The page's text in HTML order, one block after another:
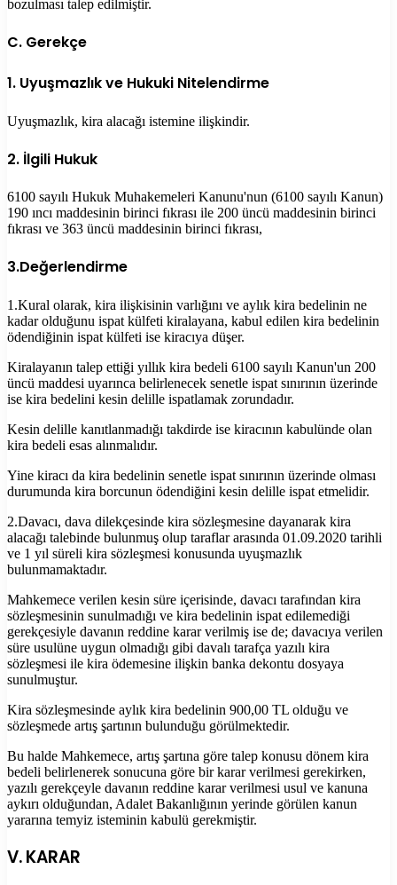
bozulması talep edilmiştir.
C. Gerekçe
1. Uyuşmazlık ve Hukuki Nitelendirme
Uyuşmazlık, kira alacağı istemine ilişkindir.
2. İlgili Hukuk
6100 sayılı Hukuk Muhakemeleri Kanunu'nun (6100 sayılı Kanun)
190 ıncı maddesinin birinci fıkrası ile 200 üncü maddesinin birinci
fıkrası ve 363 üncü maddesinin birinci fıkrası,
3.Değerlendirme
1.Kural olarak, kira ilişkisinin varlığını ve aylık kira bedelinin ne
kadar olduğunu ispat külfeti kiralayana, kabul edilen kira bedelinin
ödendiğinin ispat külfeti ise kiracıya düşer.
Kiralayanın talep ettiği yıllık kira bedeli 6100 sayılı Kanun'un 200
üncü maddesi uyarınca belirlenecek senetle ispat sınırının üzerinde
ise kira bedelini kesin delille ispatlamak zorundadır.
Kesin delille kanıtlanmadığı takdirde ise kiracının kabulünde olan
kira bedeli esas alınmalıdır.
Yine kiracı da kira bedelinin senetle ispat sınırının üzerinde olması
durumunda kira borcunun ödendiğini kesin delille ispat etmelidir.
2.Davacı, dava dilekçesinde kira sözleşmesine dayanarak kira
alacağı talebinde bulunmuş olup taraflar arasında 01.09.2020 tarihli
ve 1 yıl süreli kira sözleşmesi konusunda uyuşmazlık
bulunmamaktadır.
Mahkemece verilen kesin süre içerisinde, davacı tarafından kira
sözleşmesinin sunulmadığı ve kira bedelinin ispat edilemediği
gerekçesiyle davanın reddine karar verilmiş ise de; davacıya verilen
süre usulüne uygun olmadığı gibi davalı tarafça yazılı kira
sözleşmesi ile kira ödemesine ilişkin banka dekontu dosyaya
sunulmuştur.
Kira sözleşmesinde aylık kira bedelinin 900,00 TL olduğu ve
sözleşmede artış şartının bulunduğu görülmektedir.
Bu halde Mahkemece, artış şartına göre talep konusu dönem kira
bedeli belirlenerek sonucuna göre bir karar verilmesi gerekirken,
yazılı gerekçeyle davanın reddine karar verilmesi usul ve kanuna
aykırı olduğundan, Adalet Bakanlığının yerinde görülen kanun
yararına temyiz isteminin kabulü gerekmiştir.
V. KARAR